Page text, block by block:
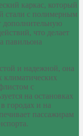
каркас, который
стали с полимерным
дополнительную
что делает
павильона
и надежной, она
климатических
с
на остановках
городах и на
пассажирам